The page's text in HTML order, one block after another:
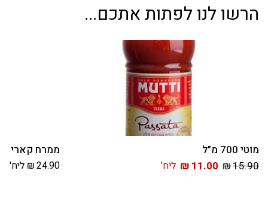
הרשו לנו לפתות אתכם...
מוטי 700 מ”ל
₪15.90
₪ 11.00 ליח'
ממרח קארי
₪24.90 ליח'